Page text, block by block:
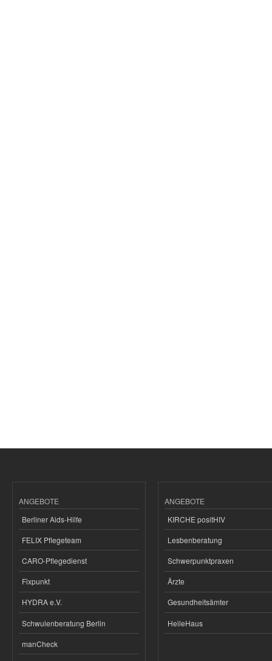
ANGEBOTE
Berliner Aids-Hilfe
FELIX Pflegeteam
CARO-Pflegedienst
Fixpunkt
HYDRA e.V.
Schwulenberatung Berlin
manCheck
ANGEBOTE
KIRCHE positHIV
Lesbenberatung
Schwerpunktpraxen
Ärzte
Gesundheitsämter
HeileHaus